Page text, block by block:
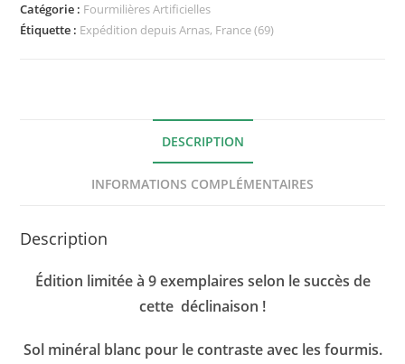
Catégorie : Fourmilières Artificielles
Étiquette : Expédition depuis Arnas, France (69)
DESCRIPTION
INFORMATIONS COMPLÉMENTAIRES
Description
Édition limitée à 9 exemplaires selon le succès de
cette déclinaison !
Sol minéral blanc pour le contraste avec les fourmis.